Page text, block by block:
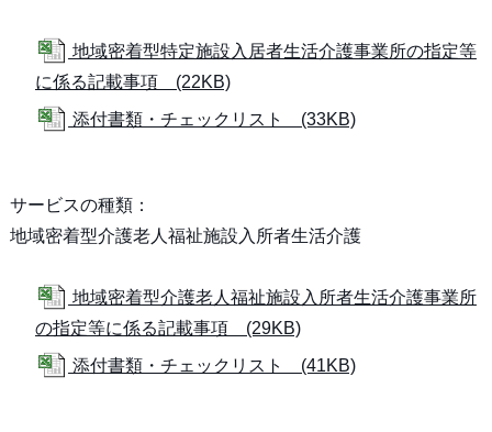
地域密着型特定施設入居者生活介護事業所の指定等
に係る記載事項 (22KB)
添付書類・チェックリスト (33KB)
サービスの種類：
地域密着型介護老人福祉施設入所者生活介護
地域密着型介護老人福祉施設入所者生活介護事業所
の指定等に係る記載事項 (29KB)
添付書類・チェックリスト (41KB)